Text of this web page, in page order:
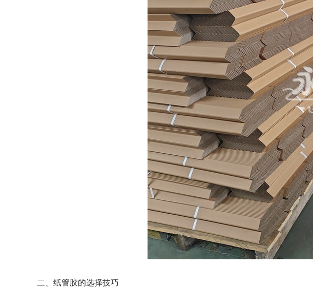
二、纸管胶的选择技巧